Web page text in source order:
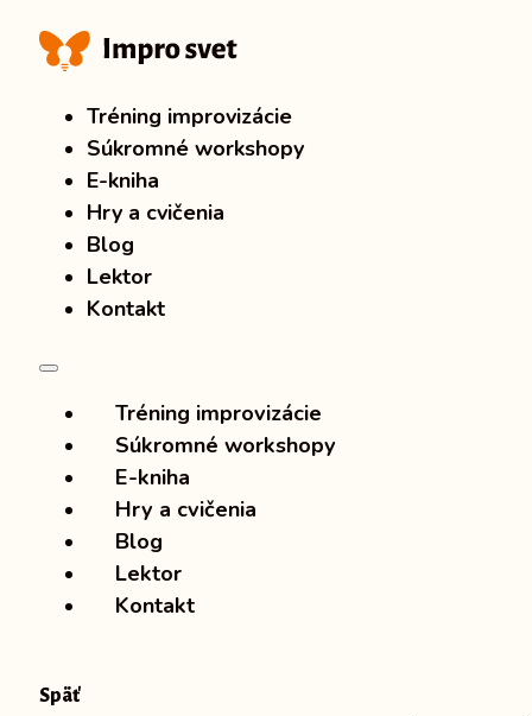
Tréning improvizácie
Súkromné workshopy
E-kniha
Hry a cvičenia
Blog
Lektor
Kontakt
Tréning improvizácie
Súkromné workshopy
E-kniha
Hry a cvičenia
Blog
Lektor
Kontakt
Späť